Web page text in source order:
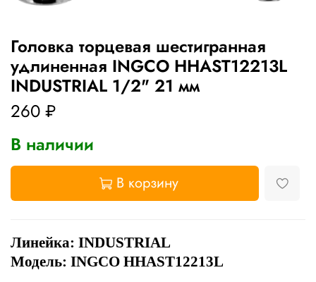
Головка торцевая шестигранная
удлиненная INGCO HHAST12213L
INDUSTRIAL 1/2" 21 мм
260 ₽
В наличии
В корзину
Линейка: INDUSTRIAL
Модель: INGCO HHAST12213L